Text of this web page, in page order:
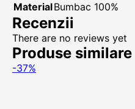
MaterialBumbac 100%
Recenzii
There are no reviews yet
Produse similare
-37%